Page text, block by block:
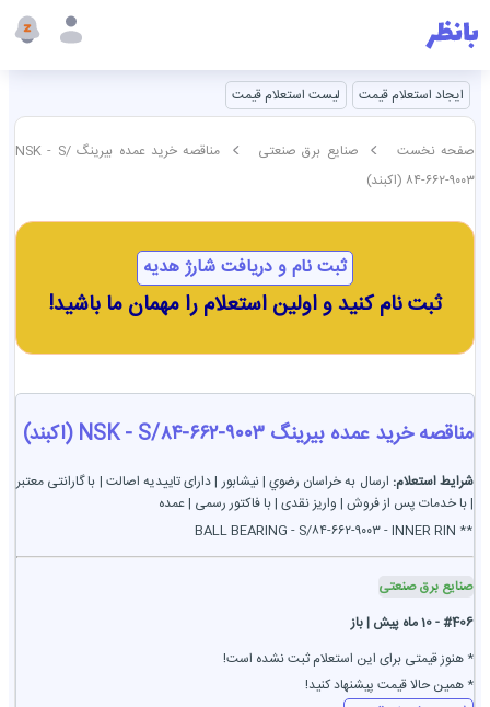
ایجاد استعلام قیمت لیست استعلام قیمت
صفحه نخست صنایع برق صنعتی
مناقصه خرید عمده بیرینگ NSK - S/
۸۴-۶۶۲-۹۰۰۳ (اکبند)
ثبت نام و دریافت شارژ هدیه
ثبت نام کنید و اولین استعلام را مهمان ما باشید!
مناقصه خرید عمده بیرینگ NSK - S/۸۴-۶۶۲-۹۰۰۳ (اکبند)
شرایط استعلام: ارسال به خراسان رضوي | نيشابور | دارای تاییدیه اصالت | با گارانتی معتبر
| با خدمات پس از فروش | واریز نقدی | با فاکتور رسمی | عمده
** BALL BEARING - S/۸۴-۶۶۲-۹۰۰۳ - INNER RIN
صنایع برق صنعتی
#406 - 10 ماه پیش | باز
* هنوز قیمتی برای این استعلام ثبت نشده است!
* همین حالا قیمت پیشنهاد کنید!